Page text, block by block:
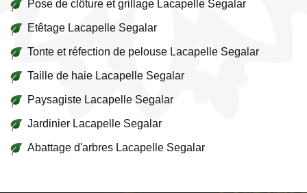
Pose de clôture et grillage Lacapelle Segalar
Etêtage Lacapelle Segalar
Tonte et réfection de pelouse Lacapelle Segalar
Taille de haie Lacapelle Segalar
Paysagiste Lacapelle Segalar
Jardinier Lacapelle Segalar
Abattage d'arbres Lacapelle Segalar